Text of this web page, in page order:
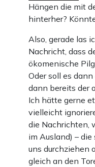
Hängen die mit
hinterher?
Also, gerade las
Nachricht, dass
ökomenische
Oder soll es
dann bereits der
Ich hätte gerne
vielleicht
die Nachrichten,
im Ausland) –
uns durchziehen
gleich an den